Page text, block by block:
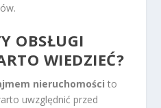
OBSŁUGI
WIEDZIEĆ?
nieruchomości to
uwzględnić przed